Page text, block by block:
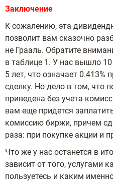
Заключение
К сожалению, эта
позволит вам сказочно
не Грааль. Обратите
в таблице 1. У нас вышло
5 лет, что означает 0.413%
сделку. Но дело в том, что
приведена без учета
вам еще придется
комиссию биржи, причем
раза: при покупке акции и
Что же у нас останется в
зависит от того, услугами
пользуетесь и каким